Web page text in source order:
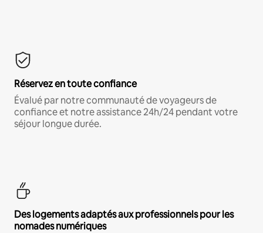
Réservez en toute confiance
Évalué par notre communauté de voyageurs de
confiance et notre assistance 24h/24 pendant votre
séjour longue durée.
Des logements adaptés aux professionnels pour les
nomades numériques